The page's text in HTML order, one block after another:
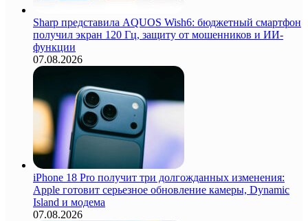
Sharp представила AQUOS Wish6: бюджетный смартфон
получил экран 120 Гц, защиту от мошенников и ИИ-
функции
07.08.2026
iPhone 18 Pro получит три долгожданных изменения:
Apple готовит серьезное обновление камеры, Dynamic
Island и модема
07.08.2026